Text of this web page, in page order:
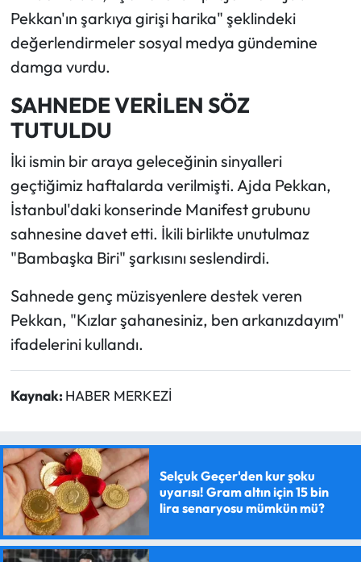
Pekkan'ın şarkıya girişi harika" şeklindeki
değerlendirmeler sosyal medya gündemine
damga vurdu.
SAHNEDE VERİLEN SÖZ
TUTULDU
İki ismin bir araya geleceğinin sinyalleri
geçtiğimiz haftalarda verilmişti. Ajda Pekkan,
İstanbul'daki konserinde Manifest grubunu
sahnesine davet etti. İkili birlikte unutulmaz
"Bambaşka Biri" şarkısını seslendirdi.
Sahnede genç müzisyenlere destek veren
Pekkan, "Kızlar şahanesiniz, ben arkanızdayım"
ifadelerini kullandı.
Kaynak: HABER MERKEZİ
Selçuk Geçer'den kur şoku
uyarısı! Gram altın için 15 bin
lira senaryosu mümkün mü?